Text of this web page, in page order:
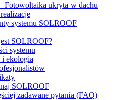
Fotowoltaika ukryta w dachu
systemu SOLROOF
SOLROOF?
systemu
i ekologia
SOLROOF
zadawane pytania (FAQ)